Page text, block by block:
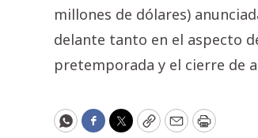
millones de dólares)
delante tanto en el aspecto
pretemporada y el cierre de
WhatsApp
Facebook
Twitter
CopyEmailPrint